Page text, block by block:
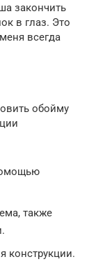
закончить
в глаз. Это
всегда
обойму
также
конструкции.